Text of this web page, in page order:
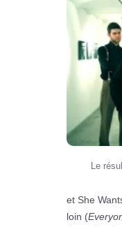
Le
et She
loin (